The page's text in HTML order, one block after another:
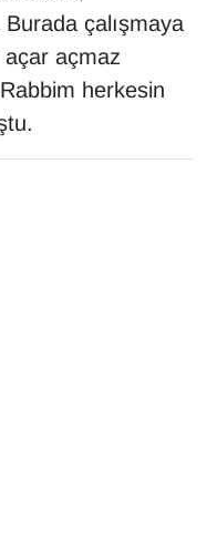
çalışmaya
açar açmaz
herkesin